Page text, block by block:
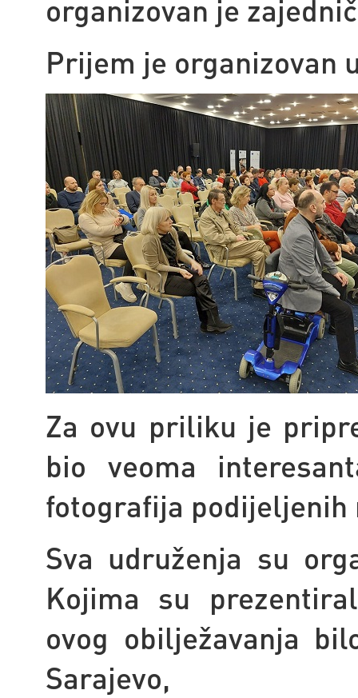
organizovan je
Prijem je organizovan
Za ovu priliku je
bio veoma
fotografija podijeljenih
Sva udruženja su
Kojima su
ovog obilježavanja
Sarajevo,